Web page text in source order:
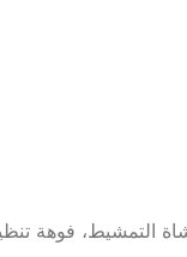
التمشيط، فوهة